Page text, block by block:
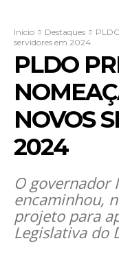
Início Destaques
servidores em 2024
PLDO
NOVOS
2024
O governador
encaminhou,
projeto para
Legislativa do